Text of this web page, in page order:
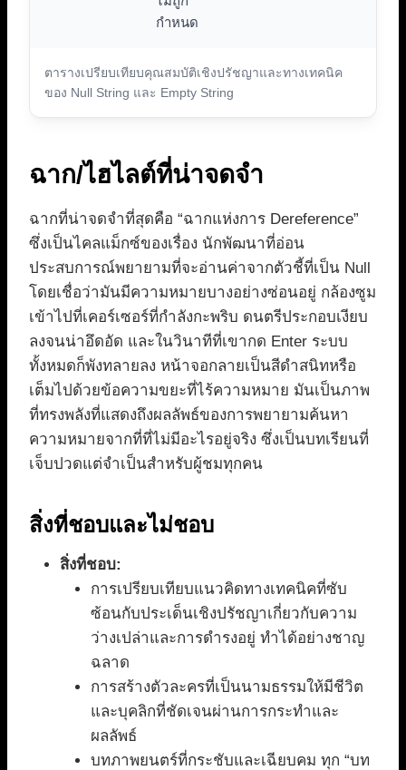
ตารางเปรียบเทียบคุณสมบัติเชิงปรัชญาและทางเทคนิค
ของ Null String และ Empty String
กำหนด
ฉาก/ไฮไลต์ที่น่าจดจำ
ฉากที่น่าจดจำที่สุดคือ “ฉากแห่งการ Dereference”
ซึ่งเป็นไคลแม็กซ์ของเรื่อง นักพัฒนาที่อ่อน
ประสบการณ์พยายามที่จะอ่านค่าจากตัวชี้ที่เป็น Null
โดยเชื่อว่ามันมีความหมายบางอย่างซ่อนอยู่ กล้องซูม
เข้าไปที่เคอร์เซอร์ที่กำลังกะพริบ ดนตรีประกอบเงียบ
ลงจนน่าอึดอัด และในวินาทีที่เขากด Enter ระบบ
ทั้งหมดก็พังทลายลง หน้าจอกลายเป็นสีดำสนิทหรือ
เต็มไปด้วยข้อความขยะที่ไร้ความหมาย มันเป็นภาพ
ที่ทรงพลังที่แสดงถึงผลลัพธ์ของการพยายามค้นหา
ความหมายจากที่ที่ไม่มีอะไรอยู่จริง ซึ่งเป็นบทเรียนที่
เจ็บปวดแต่จำเป็นสำหรับผู้ชมทุกคน
สิ่งที่ชอบและไม่ชอบ
สิ่งที่ชอบ:
การเปรียบเทียบแนวคิดทางเทคนิคที่ซับ
ซ้อนกับประเด็นเชิงปรัชญาเกี่ยวกับความ
ว่างเปล่าและการดำรงอยู่ ทำได้อย่างชาญ
ฉลาด
การสร้างตัวละครที่เป็นนามธรรมให้มีชีวิต
และบุคลิกที่ชัดเจนผ่านการกระทำและ
ผลลัพธ์
บทภาพยนตร์ที่กระชับและเฉียบคม ทุก “บท